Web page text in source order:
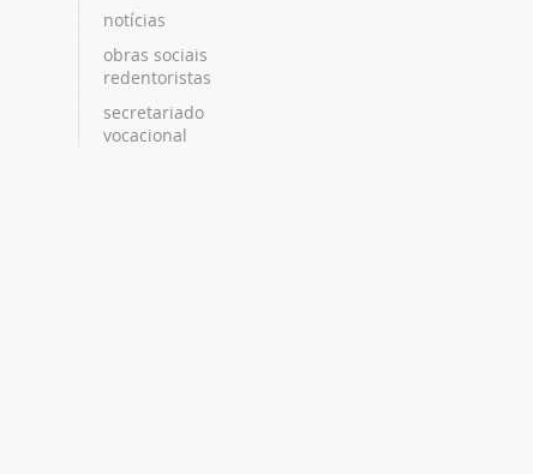
notícias
obras sociais
redentoristas
secretariado
vocacional